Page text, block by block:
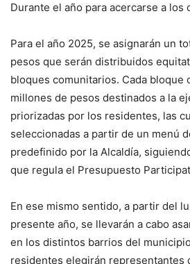
Durante el año para acercarse a los
Para el año 2025, se asignarán un
pesos que serán distribuidos
bloques comunitarios. Cada bloque
millones de pesos destinados a la
priorizadas por los residentes, las
seleccionadas a partir de un menú
predefinido por la Alcaldía,
que regula el Presupuesto
En ese mismo sentido, a partir del
presente año, se llevarán a cabo
en los distintos barrios del
residentes elegirán representantes